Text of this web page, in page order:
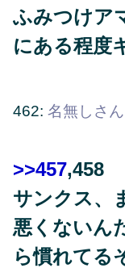
ふみつけア
にある程度
462: 名無しさん
>>457,458
サンクス、
悪くないん
ら慣れてる